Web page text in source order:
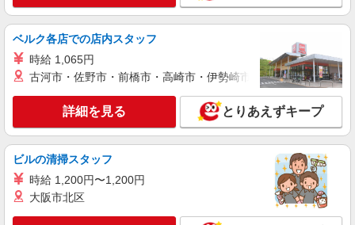
キープ 詳細を見る
職業紹介
株式会社kotrio /●SW-S-2078281
＼介護施設の看護師界隈でも大人気！／日勤の
時給2400円〜＜交通費全額支給(ガソリン代含
む)＞
小平市 同エリア内で他も紹介可
キープ 詳細を見る
職業紹介
ベルク各店での店内スタッフ
時給 1,065円
古河市・佐野市・前橋市・高崎市・伊勢崎市・太田市・館林市
詳細を見る とりあえずキープ
ビルの清掃スタッフ
時給 1,200円〜1,200円
大阪市北区